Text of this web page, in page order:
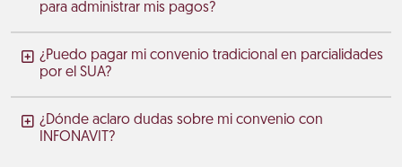
para administrar mis pagos?
¿Puedo pagar mi convenio tradicional en parcialidades
por el SUA?
¿Dónde aclaro dudas sobre mi convenio con
INFONAVIT?